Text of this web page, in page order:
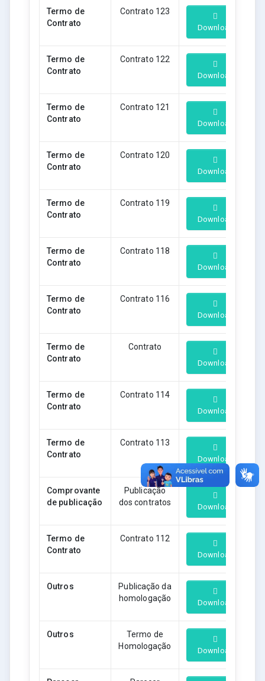
Termo de
Contrato
Contrato 123
Download
Termo de
Contrato
Contrato 122
Download
Termo de
Contrato
Contrato 121
Download
Termo de
Contrato
Contrato 120
Download
Termo de
Contrato
Contrato 119
Download
Termo de
Contrato
Contrato 118
Download
Termo de
Contrato
Contrato 116
Download
Termo de
Contrato
Contrato
Download
Termo de
Contrato
Contrato 114
Download
Termo de
Contrato
Contrato 113
Download
Comprovante
de publicação
Publicação
dos contratos
Download
Termo de
Contrato
Contrato 112
Download
Outros
Publicação da
homologação
Download
Outros
Termo de
Homologação
Download